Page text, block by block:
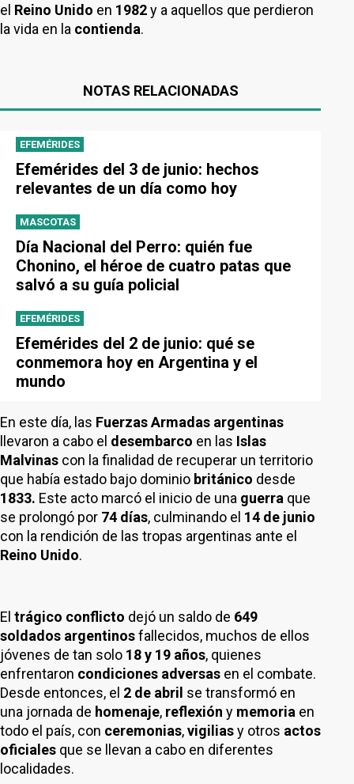
el Reino Unido en 1982y a aquellos que perdieron
la vida en la contienda.
NOTAS RELACIONADAS
EFEMÉRIDES
Efemérides del 3 de junio: hechos
relevantes de un día como hoy
MASCOTAS
Día Nacional del Perro: quién fue
Chonino, el héroe de cuatro patas que
salvó a su guía policial
EFEMÉRIDES
Efemérides del 2 de junio: qué se
conmemora hoy en Argentina y el
mundo
En este día, las Fuerzas Armadas argentinas
llevaron a cabo el desembarco en las Islas
Malvinas con la finalidad de recuperar un territorio
que había estado bajo dominio británico desde
1833. Este acto marcó el inicio de una guerra que
se prolongó por 74 días, culminando el 14 de junio
con la rendición de las tropas argentinas ante el
Reino Unido.
El trágico conflicto dejó un saldo de 649
soldados argentinosfallecidos, muchos de ellos
jóvenes de tan solo 18 y 19 años, quienes
enfrentaron condiciones adversas en el combate.
Desde entonces, el 2 de abril se transformó en
una jornada de homenaje, reflexión y memoria en
todo el país, con ceremonias,vigiliasy otros actos
oficiales que se llevan a cabo en diferentes
localidades.